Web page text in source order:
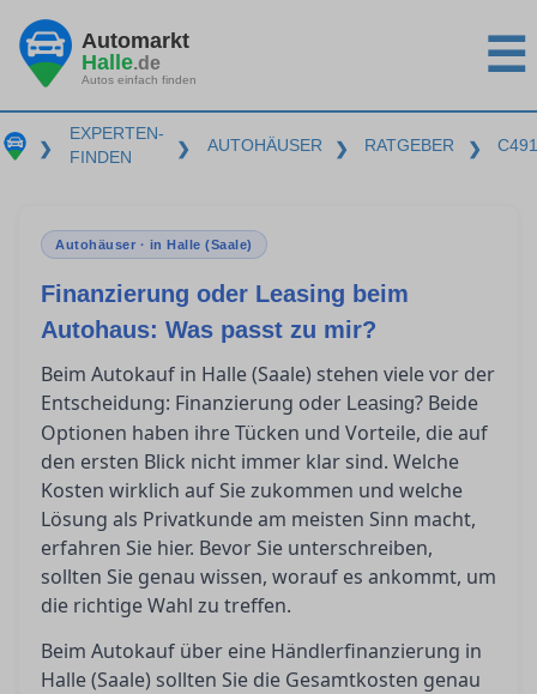
Automarkt
Halle.de
Autos einfach finden ☰
❯
EXPERTEN-
FINDEN
❯ AUTOHÄUSER ❯ RATGEBER ❯
Autohäuser · in Halle (Saale)
Finanzierung oder Leasing beim
Autohaus: Was passt zu mir?
Beim Autokauf in Halle (Saale) stehen viele vor der
Entscheidung: Finanzierung oder Leasing? Beide
Optionen haben ihre Tücken und Vorteile, die auf
den ersten Blick nicht immer klar sind. Welche
Kosten wirklich auf Sie zukommen und welche
Lösung als Privatkunde am meisten Sinn macht,
erfahren Sie hier. Bevor Sie unterschreiben,
sollten Sie genau wissen, worauf es ankommt, um
die richtige Wahl zu treffen.
Beim Autokauf über eine Händlerfinanzierung in
Halle (Saale) sollten Sie die Gesamtkosten genau